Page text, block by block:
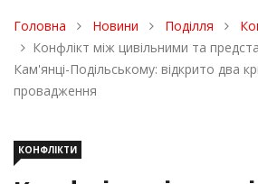
Головна Новини Поділля
Конфлікт між цивільними та
Кам'янці-Подільському: відкрито два
провадження
КОНФЛІКТИ